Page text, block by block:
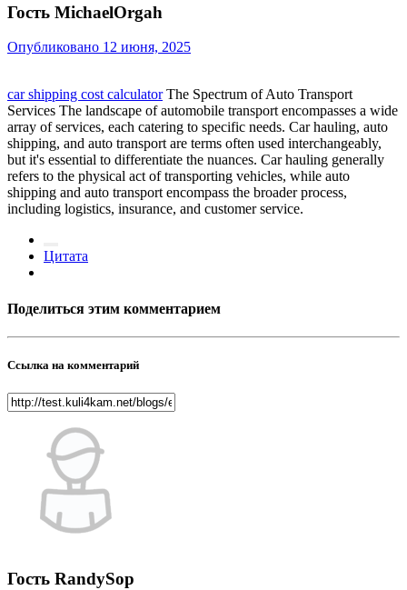
Гость MichaelOrgah
Опубликовано 12 июня, 2025
car shipping cost calculatorThe Spectrum of Auto Transport
Services The landscape of automobile transport encompasses a wide
array of services, each catering to specific needs. Car hauling, auto
shipping, and auto transport are terms often used interchangeably,
but it's essential to differentiate the nuances. Car hauling generally
refers to the physical act of transporting vehicles, while auto
shipping and auto transport encompass the broader process,
including logistics, insurance, and customer service.
Цитата
Поделиться этим комментарием
Ссылка на комментарий
Гость RandySop